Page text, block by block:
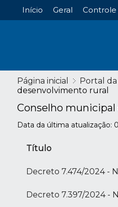
Início Geral
Página inicial Portal
desenvolvimento rural
Conselho
Data da última atualização:
Título
Decreto 7.474/2024 -
Decreto 7.397/2024 -